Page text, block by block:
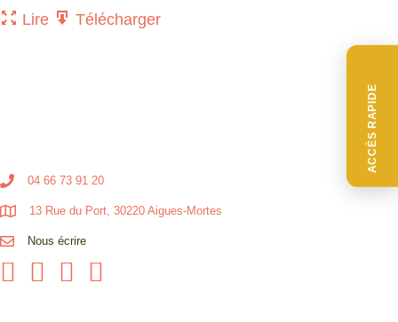
ACCÈS RAPIDE
Lire Télécharger
04 66 73 91 20
13 Rue du Port, 30220 Aigues-Mortes
Nous écrire